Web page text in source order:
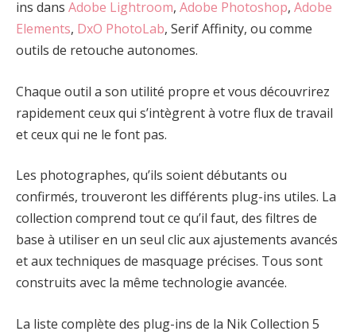
ins dans Adobe Lightroom, Adobe Photoshop, Adobe
Elements, DxO PhotoLab, Serif Affinity, ou comme
outils de retouche autonomes.
Chaque outil a son utilité propre et vous découvrirez
rapidement ceux qui s’intègrent à votre flux de travail
et ceux qui ne le font pas.
Les photographes, qu’ils soient débutants ou
confirmés, trouveront les différents plug-ins utiles. La
collection comprend tout ce qu’il faut, des filtres de
base à utiliser en un seul clic aux ajustements avancés
et aux techniques de masquage précises. Tous sont
construits avec la même technologie avancée.
La liste complète des plug-ins de la Nik Collection 5